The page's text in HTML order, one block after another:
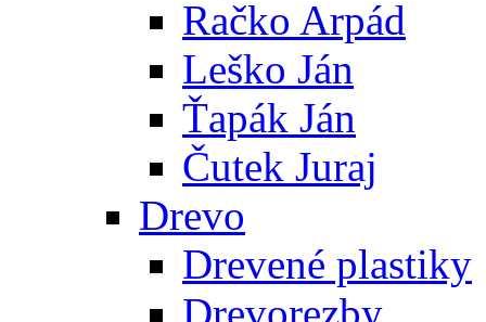
Račko Arpád
Leško Ján
Ťapák Ján
Čutek Juraj
Drevo
Drevené plastiky